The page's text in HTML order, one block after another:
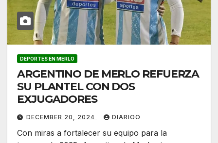
DEPORTES EN MERLO
ARGENTINO DE MERLO REFUERZA
SU PLANTEL CON DOS
EXJUGADORES
DECEMBER 20, 2024 DIARIOO
Con miras a fortalecer su equipo para la